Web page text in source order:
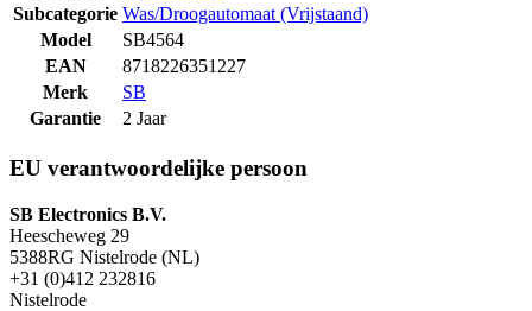
Subcategorie Was/Droogautomaat (Vrijstaand)
Model
SB4564
EAN
8718226351227
Merk
SB
Garantie
2 Jaar
EU verantwoordelijke persoon
SB Electronics B.V.
Heescheweg 29
5388RG Nistelrode (NL)
+31 (0)412 232816
Nistelrode